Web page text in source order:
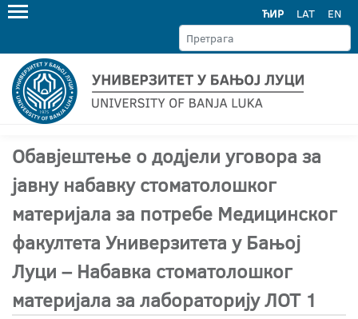
ЋИР LAT EN
Обавјештење о додјели уговора за
јавну набавку стоматолошког
материјала за потребе Медицинског
факултета Универзитета у Бањој
Луци – Набавка стоматолошког
материјала за лабораторију ЛОТ 1